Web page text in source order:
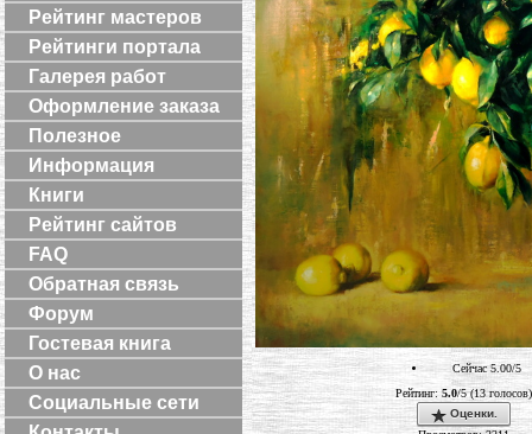
Рейтинг мастеров
Рейтинги портала
Галерея работ
Оформление заказа
Полезное
Информация
Книги
Рейтинг сайтов
FAQ
Обратная связь
Форум
Гостевая книга
О нас
Социальные сети
Сейчас 5.00/5
Рейтинг: 5.0/5 (13 голосов)
Оценки.